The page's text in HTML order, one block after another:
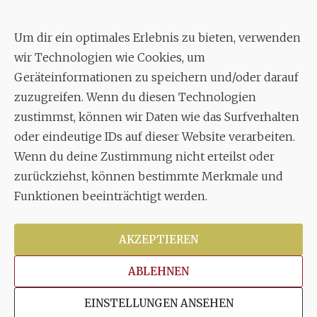
Um dir ein optimales Erlebnis zu bieten, verwenden
wir Technologien wie Cookies, um
Geräteinformationen zu speichern und/oder darauf
zuzugreifen. Wenn du diesen Technologien
zustimmst, können wir Daten wie das Surfverhalten
oder eindeutige IDs auf dieser Website verarbeiten.
Wenn du deine Zustimmung nicht erteilst oder
zurückziehst, können bestimmte Merkmale und
Funktionen beeinträchtigt werden.
AKZEPTIEREN
ABLEHNEN
EINSTELLUNGEN ANSEHEN
Aixheimer Str. 18
70619 Stuttgart
MUSIK
Musikalischer Leiter:
Enrico Trummer
Tel.+49 (0)177 / 34 23 57 1
Facebook
TwitterYouTube
Copyright © 2026Stuttgarter Oratorienchor e.V.Alle
Rechte vorbehalten.